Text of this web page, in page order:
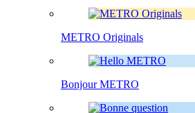
METRO Originals
Bonjour METRO